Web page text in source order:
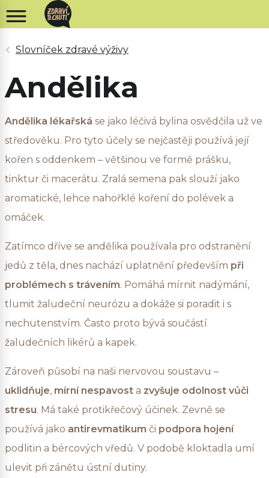
Andělika
Andělika lékařská se jako léčivá bylina osvědčila už ve
středověku. Pro tyto účely se nejčastěji používá její
kořen s oddenkem – většinou ve formě prášku,
tinktur či macerátu. Zralá semena pak slouží jako
aromatické, lehce nahořklé koření do polévek a
omáček.
Zatímco dříve se andělika používala pro odstranění
jedů z těla, dnes nachází uplatnění především při
problémech s trávením. Pomáhá mírnit nadýmání,
tlumit žaludeční neurózu a dokáže si poradit i s
nechutenstvím. Často proto bývá součástí
žaludečních likérů a kapek.
Zároveň působí na naši nervovou soustavu –
uklidňuje, mírní nespavost a zvyšuje odolnost vůči
stresu. Má také protikřečový účinek. Zevně se
používá jako antirevmatikum či podpora hojení
podlitin a bércových vředů. V podobě kloktadla umí
ulevit při zánětu ústní dutiny.